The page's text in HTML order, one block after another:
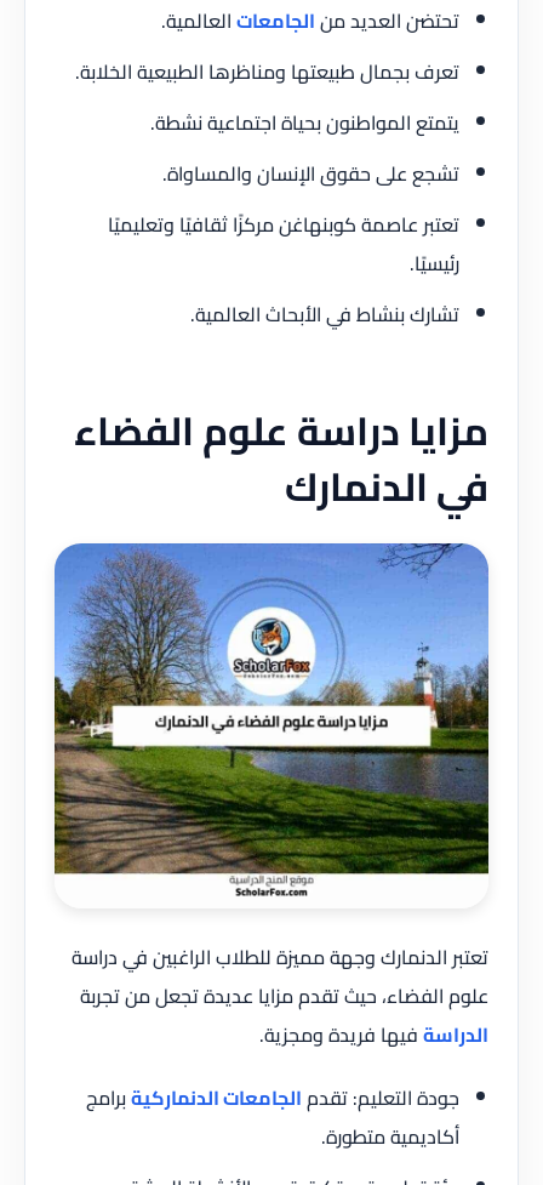
تحتضن العديد منالجامعاتالعالمية.
تعرف بجمال طبيعتها ومناظرها الطبيعية الخلابة.
يتمتع المواطنون بحياة اجتماعية نشطة.
تشجع على حقوق الإنسان والمساواة.
تعتبر عاصمة كوبنهاغن مركزًا ثقافيًا وتعليميًا
رئيسيًا.
تشارك بنشاط في الأبحاث العالمية.
مزايا دراسة علوم الفضاء
في الدنمارك
تعتبر الدنمارك وجهة مميزة للطلاب الراغبين في دراسة
علوم الفضاء، حيث تقدم مزايا عديدة تجعل من تجربة
الدراسةفيها فريدة ومجزية.
جودة التعليم: تقدمالجامعات الدنماركيةبرامج
أكاديمية متطورة.